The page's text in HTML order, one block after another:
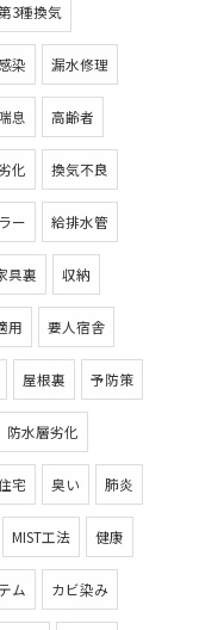
3種換気
染 漏水修理
息 高齢者
化 換気不良
ー 給排水管
具裏 収納
用 要人宿舎
屋根裏 予防策
防水層劣化
宅 臭い 肺炎
MIST工法 健康
ム カビ染み